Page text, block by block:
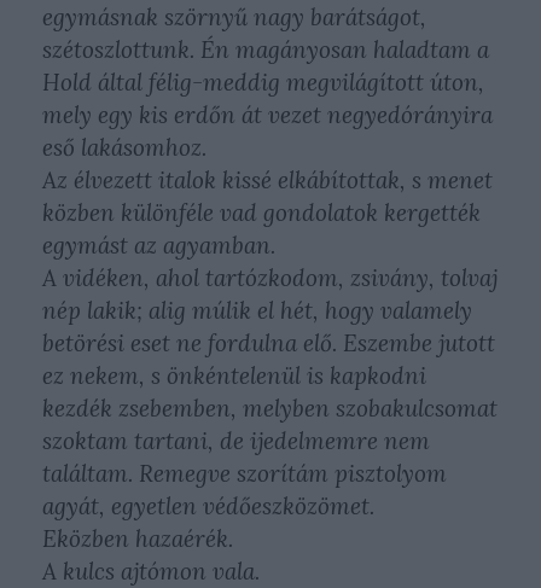
egymásnak szörnyű nagy barátságot,
szétoszlottunk. Én magányosan haladtam a
Hold által félig-meddig megvilágított úton,
mely egy kis erdőn át vezet negyedórányira
eső lakásomhoz.
Az élvezett italok kissé elkábítottak, s menet
közben különféle vad gondolatok kergették
egymást az agyamban.
A vidéken, ahol tartózkodom, zsivány, tolvaj
nép lakik; alig múlik el hét, hogy valamely
betörési eset ne fordulna elő. Eszembe jutott
ez nekem, s önkéntelenül is kapkodni
kezdék zsebemben, melyben szobakulcsomat
szoktam tartani, de ijedelmemre nem
találtam. Remegve szorítám pisztolyom
agyát, egyetlen védőeszközömet.
Eközben hazaérék.
A kulcs ajtómon vala.